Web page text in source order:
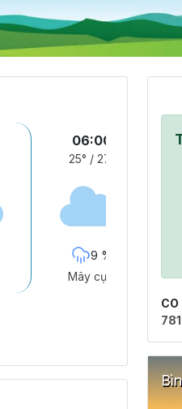
06:00
25° / 27°
9 %
Mây cụm
CO